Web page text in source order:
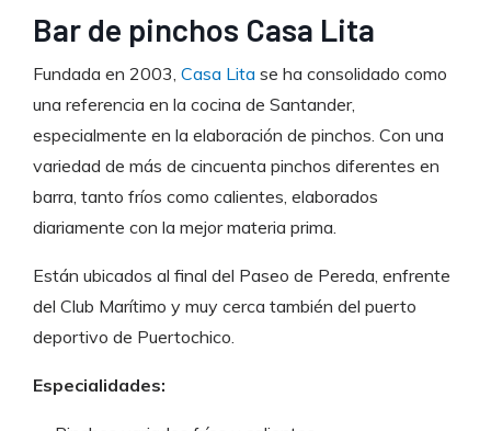
Bar de pinchos Casa Lita
Fundada en 2003, Casa Lita se ha consolidado como
una referencia en la cocina de Santander,
especialmente en la elaboración de pinchos. Con una
variedad de más de cincuenta pinchos diferentes en
barra, tanto fríos como calientes, elaborados
diariamente con la mejor materia prima.
Están ubicados al final del Paseo de Pereda, enfrente
del Club Marítimo y muy cerca también del puerto
deportivo de Puertochico.
Especialidades: